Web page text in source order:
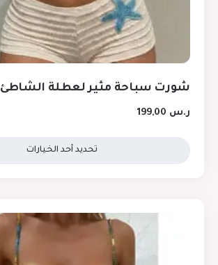
شورت سباحة مثير لعطلة الشاطئ
ر.س
تحديد أحد الخيارات